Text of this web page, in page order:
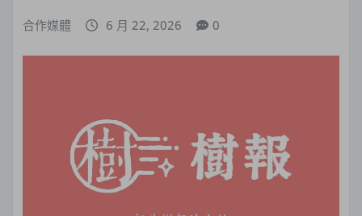
合作媒體 6 月 22, 2026 0